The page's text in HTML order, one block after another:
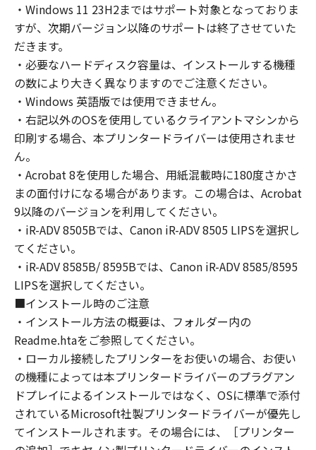
ェア」を使用させることができますが、かかる
コンピューターの使用者に本契約書上の義務お
よび条件を遵守させるとともに、その履行に関
し全責任を負うことを条件とします。
(2) お客様は、上記(1)に基づいて「本ソフトウ
ェア」を使用するためのバックアップとして、
「本ソフトウェア」を１部、複製することがで
きます。
(3) 上記(1)および(2)に定める場合を除き、キヤ
知的財産権も、明示たると黙示たるとを問わ
ず、本契約書によってお客様に譲渡あるいは許
諾されるものではありません。
２．制限
(1) お客様は、再使用許諾、譲渡、販売、頒
布、リースもしくは貸与その他の方法により、
第三者に「本ソフトウェア」を使用させること
はできません。
(2) お客様は、「本ソフトウェア」の全部また
は一部を修正、改変、逆コンパイル、逆アセン
ブル、その他リバースエンジニアリング等する
ことはできません。また第三者にこのような行
為をさせてはなりません。
３．著作権表示
お客様は、「本ソフトウェア」に含まれるキヤ
ノンまたはキヤノンのライセンサーの著作権表
・Windows 11 23H2まではサポート対象となっておりま
すが、次期バージョン以降のサポートは終了させていた
だきます。
・必要なハードディスク容量は、インストールする機種
の数により大きく異なりますのでご注意ください。
・Windows 英語版では使用できません。
・右記以外のOSを使用しているクライアントマシンから
印刷する場合、本プリンタードライバーは使用されませ
ん。
・Acrobat 8を使用した場合、用紙混載時に180度さかさ
まの面付けになる場合があります。この場合は、Acrobat
9以降のバージョンを利用してください。
・iR-ADV 8505Bでは、Canon iR-ADV 8505 LIPSを選択し
てください。
・iR-ADV 8585B/ 8595Bでは、Canon iR-ADV 8585/8595
LIPSを選択してください。
■インストール時のご注意
・インストール方法の概要は、フォルダー内の
Readme.htaをご参照してください。
・ローカル接続したプリンターをお使いの場合、お使い
の機種によっては本プリンタードライバーのプラグアン
ドプレイによるインストールではなく、OSに標準で添付
されているMicrosoft社製プリンタードライバーが優先し
てインストールされます。その場合には、［プリンター